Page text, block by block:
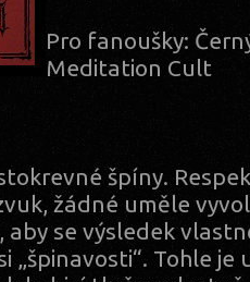
Pro fanoušky:
Meditation Cult
špíny.
žádné uměle
se výsledek
„špinavosti“. Tohle je